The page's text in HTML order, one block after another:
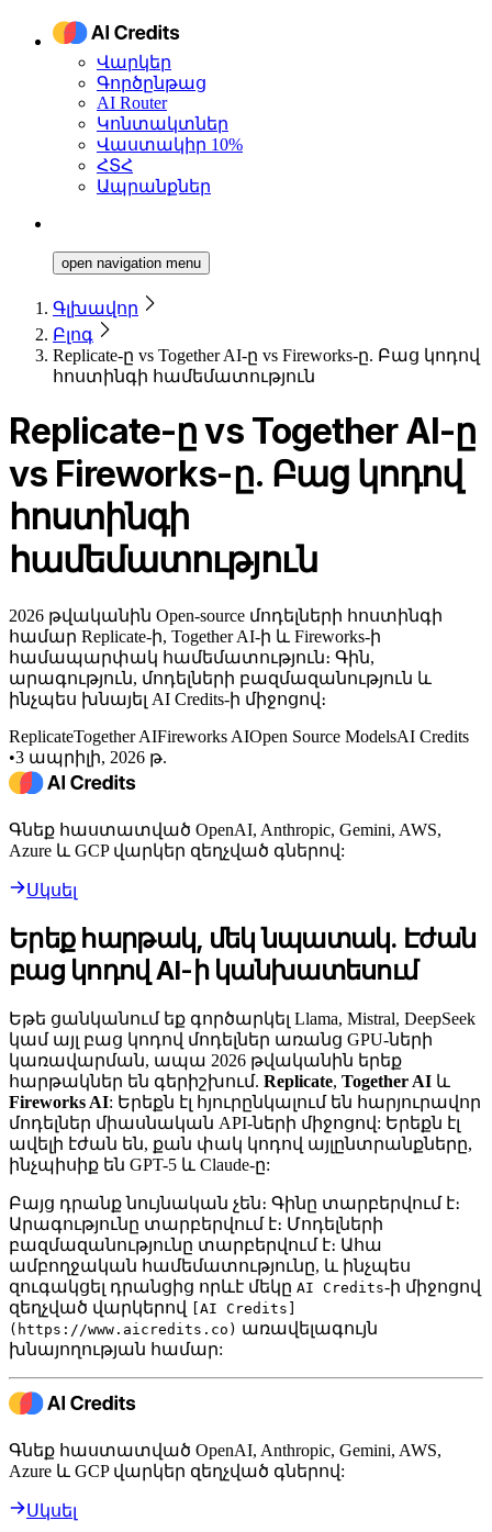
Վարկեր
Գործընթաց
AI Router
Կոնտակտներ
Վաստակիր 10%
ՀՏՀ
Ապրանքներ
open navigation menu
Գլխավոր
Բլոգ
Replicate-ը vs Together AI-ը vs Fireworks-ը. Բաց կոդով
հոստինգի համեմատություն
Replicate-ը vs Together AI-ը
vs Fireworks-ը. Բաց կոդով
հոստինգի
համեմատություն
2026 թվականին Open-source մոդելների հոստինգի
համար Replicate-ի, Together AI-ի և Fireworks-ի
համապարփակ համեմատություն։ Գին,
արագություն, մոդելների բազմազանություն և
ինչպես խնայել AI Credits-ի միջոցով։
ReplicateTogether AIFireworks AIOpen Source ModelsAI Credits
•3 ապրիլի, 2026 թ.
Գնեք հաստատված OpenAI, Anthropic, Gemini, AWS,
Azure և GCP վարկեր զեղչված գներով:
Սկսել
Երեք հարթակ, մեկ նպատակ. Էժան
բաց կոդով AI-ի կանխատեսում
Եթե ​​ցանկանում եք գործարկել Llama, Mistral, DeepSeek
կամ այլ բաց կոդով մոդելներ առանց GPU-ների
կառավարման, ապա 2026 թվականին երեք
հարթակներ են գերիշխում. Replicate, Together AI և
Fireworks AI: Երեքն էլ հյուրընկալում են հարյուրավոր
մոդելներ միասնական API-ների միջոցով: Երեքն էլ
ավելի էժան են, քան փակ կոդով այլընտրանքները,
ինչպիսիք են GPT-5 և Claude-ը:
Բայց դրանք նույնական չեն։ Գինը տարբերվում է։
Արագությունը տարբերվում է։ Մոդելների
բազմազանությունը տարբերվում է։ Ահա
ամբողջական համեմատությունը, և ինչպես
զուգակցել դրանցից որևէ մեկը AI Credits-ի միջոցով
զեղչված վարկերով
[AI Credits]
(https://www.aicredits.co) առավելագույն
խնայողության համար:
Գնեք հաստատված OpenAI, Anthropic, Gemini, AWS,
Azure և GCP վարկեր զեղչված գներով:
Սկսել